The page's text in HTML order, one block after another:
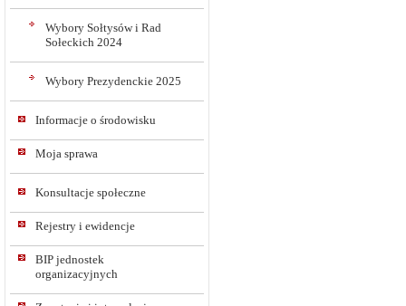
Wybory Sołtysów i Rad
Sołeckich 2024
Wybory Prezydenckie 2025
Informacje o środowisku
Moja sprawa
Konsultacje społeczne
Rejestry i ewidencje
BIP jednostek
organizacyjnych